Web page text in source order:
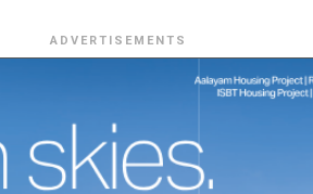
ADVERTISEMENTS